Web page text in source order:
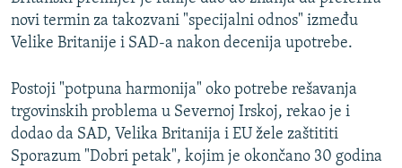
novi termin za takozvani "specijalni odnos" između
Velike Britanije i SAD-a nakon decenija upotrebe.
Postoji "potpuna harmonija" oko potrebe rešavanja
trgovinskih problema u Severnoj Irskoj, rekao je i
dodao da SAD, Velika Britanija i EU žele zaštititi
Sporazum "Dobri petak", kojim je okončano 30 godina